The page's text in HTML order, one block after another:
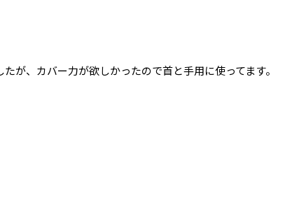
が、カバー力が欲しかったので首と手用に使ってます。